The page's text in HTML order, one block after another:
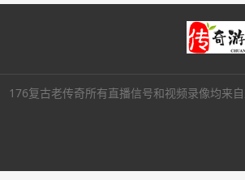
176复古老传奇所有直播信号和视频录像均来